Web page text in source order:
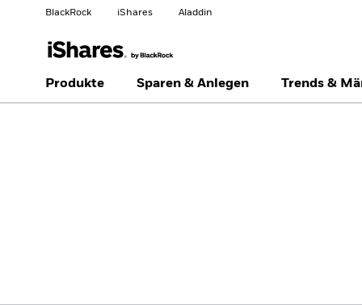
BlackRock iShares Aladdin
Anlegertyp wechseln
Land ändern
Produkte Sparen & Anlegen Trends &